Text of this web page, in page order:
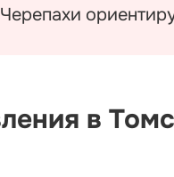
Черепахи
в